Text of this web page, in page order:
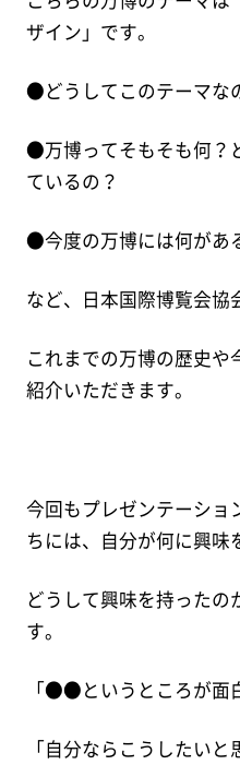
ザイン」です。
●どうしてこのテーマな
●万博ってそもそも何？
ているの？
●今度の万博には何があ
など、日本国際博覧会協
これまでの万博の歴史
紹介いただきます。
今回もプレゼンテーショ
ちには、自分が何に興味
どうして興味を持ったの
す。
「●●というところが面
「自分ならこうしたいと